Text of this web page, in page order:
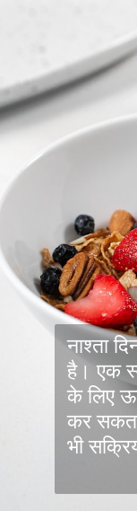
नाश्ता
है। एक
के लिए
कर
भी